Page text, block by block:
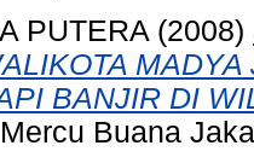
PUTERA (2008)
BANJIR DI
Buana